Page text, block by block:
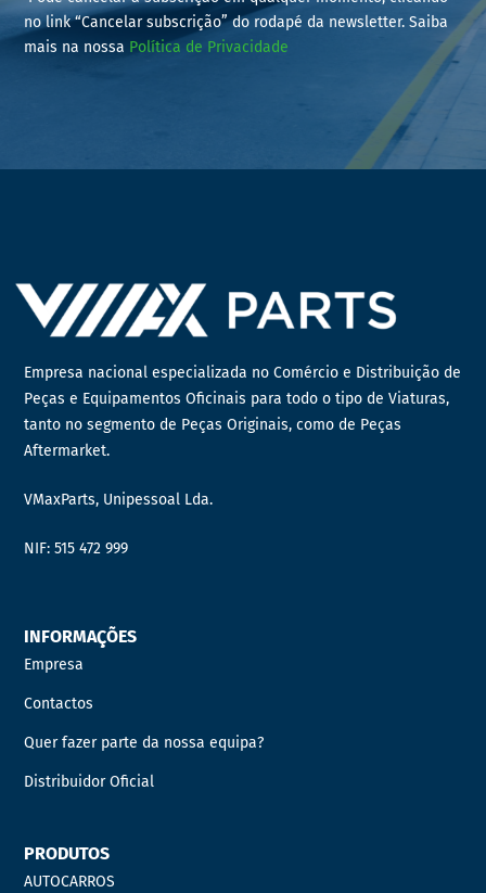
no link “Cancelar subscrição” do rodapé da newsletter. Saiba
mais na nossa Política de Privacidade
Empresa nacional especializada no Comércio e Distribuição de
Peças e Equipamentos Oficinais para todo o tipo de Viaturas,
tanto no segmento de Peças Originais, como de Peças
Aftermarket.
VMaxParts, Unipessoal Lda.
NIF: 515 472 999
INFORMAÇÕES
Empresa
Contactos
Quer fazer parte da nossa equipa?
Distribuidor Oficial
PRODUTOS
AUTOCARROS